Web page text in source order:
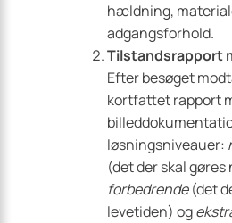
hældning,
adgangsforhold.
Tilstandsrapport
Efter besøget
kortfattet rapport
løsningsniveauer:
(det der skal gøres
forbedrende(det
levetiden) og